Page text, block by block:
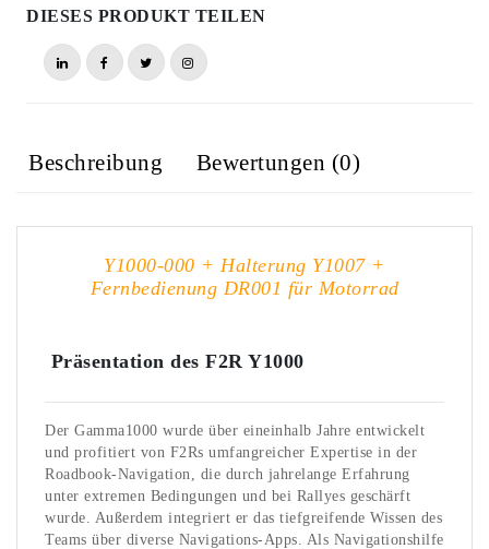
DIESES PRODUKT TEILEN
Beschreibung Bewertungen (0)
Y1000-000 + Halterung Y1007 +
Fernbedienung DR001 für Motorrad
Präsentation des F2R Y1000
Der Gamma1000 wurde über eineinhalb Jahre entwickelt
und profitiert von F2Rs umfangreicher Expertise in der
Roadbook-Navigation, die durch jahrelange Erfahrung
unter extremen Bedingungen und bei Rallyes geschärft
wurde. Außerdem integriert er das tiefgreifende Wissen des
Teams über diverse Navigations-Apps. Als Navigationshilfe